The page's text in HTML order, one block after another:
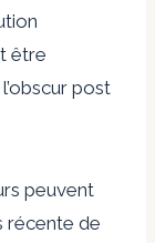
être
post
peuvent
récente de